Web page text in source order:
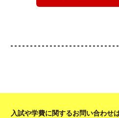
入試や学費に関するお問い合わせ